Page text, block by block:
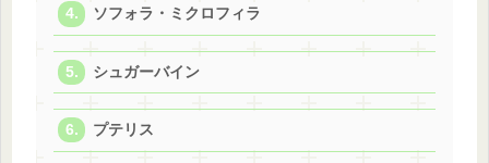
ソフォラ・ミクロフィラ
シュガーバイン
プテリス